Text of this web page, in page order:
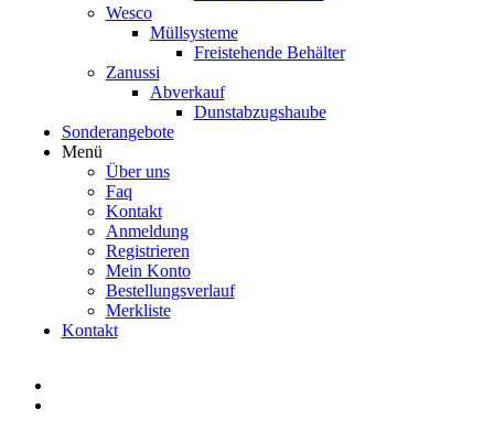
Wesco
Müllsysteme
Freistehende Behälter
Zanussi
Abverkauf
Dunstabzugshaube
Sonderangebote
Menü
Über uns
Faq
Kontakt
Anmeldung
Registrieren
Mein Konto
Bestellungsverlauf
Merkliste
Kontakt